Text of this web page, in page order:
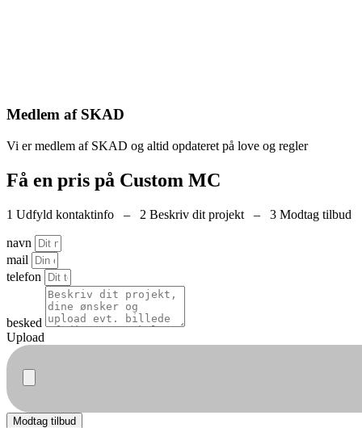
Medlem af SKAD
Vi er medlem af SKAD og altid opdateret på love og regler
Få en pris på Custom MC
1 Udfyld kontaktinfo – 2 Beskriv dit projekt – 3 Modtag tilbud
navn
mail
telefon
besked
Upload
Modtag tilbud